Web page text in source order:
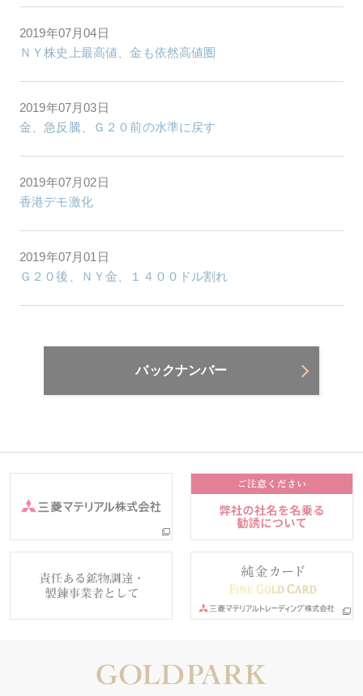
2019年07月04日
ＮＹ株史上最高値、金も依然高値圏
2019年07月03日
金、急反騰、Ｇ２０前の水準に戻す
2019年07月02日
香港デモ激化
2019年07月01日
Ｇ２０後、ＮＹ金、１４００ドル割れ
バックナンバー